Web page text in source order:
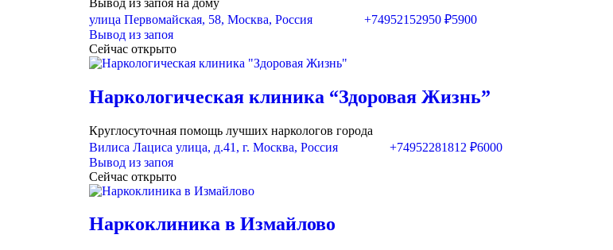
улица Первомайская, 58, Москва, Россия
+74952152950 ₽5900
Вывод из запоя
Сейчас открыто
Наркологическая клиника “Здоровая Жизнь”
Круглосуточная помощь лучших наркологов города
Вилиса Лациса улица, д.41, г. Москва, Россия
+74952281812 ₽6000
Вывод из запоя
Сейчас открыто
Наркоклиника в Измайлово